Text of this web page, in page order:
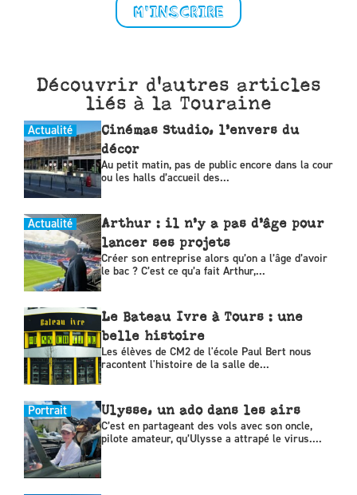
M'INSCRIRE
Découvrir d'autres articles
liés à la Touraine
Actualité
Cinémas Studio, l’envers du
décor
Au petit matin, pas de public encore dans la cour
ou les halls d’accueil des...
Actualité
Arthur : il n’y a pas d’âge pour
lancer ses projets
Créer son entreprise alors qu’on a l’âge d’avoir
le bac ? C’est ce qu’a fait Arthur,...
Le Bateau Ivre à Tours : une
belle histoire
Les élèves de CM2 de l'école Paul Bert nous
racontent l'histoire de la salle de...
Portrait Ulysse, un ado dans les airs
C’est en partageant des vols avec son oncle,
pilote amateur, qu’Ulysse a attrapé le virus....